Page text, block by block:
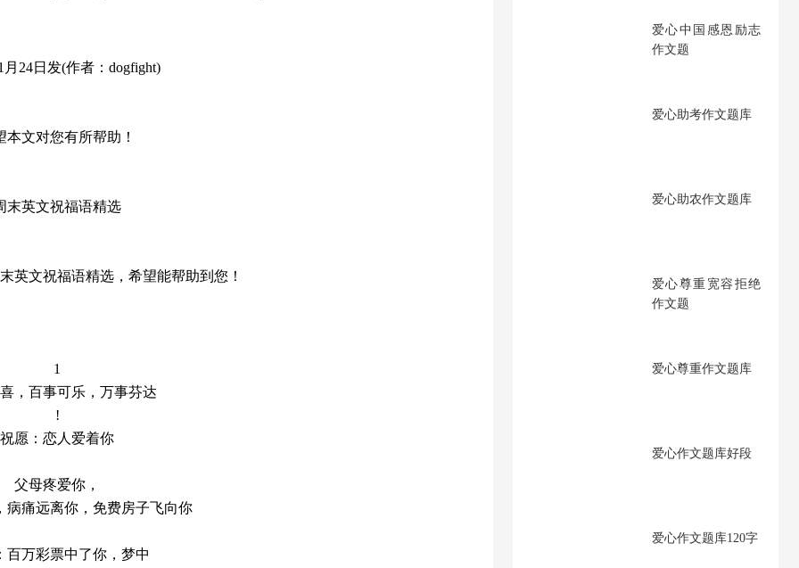
月24日发(作者：dogfight)
本文对您有所帮助！
末英文祝福语精选
英文祝福语精选，希望能帮助到您！
1
，百事可乐，万事芬达
!
祝愿：恋人爱着你
父母疼爱你，
病痛远离你，免费房子飞向你
百万彩票中了你，梦中
爱心中国感恩励志
作文题
爱心助考作文题库
爱心助农作文题库
爱心尊重宽容拒绝
作文题
爱心尊重作文题库
爱心作文题库好段
爱心作文题库120字